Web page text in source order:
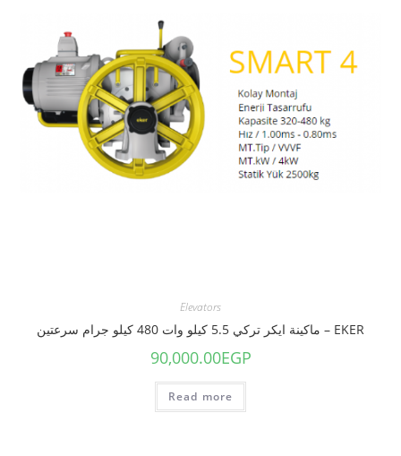
Elevators
EKER – ماكينة ايكر تركي 5.5 كيلو وات 480 كيلو جرام سرعتين
90,000.00EGP
Read more